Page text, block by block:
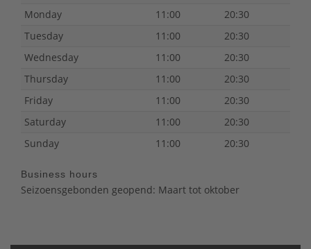
Monday
11:00
20:30
Tuesday
11:00
20:30
Wednesday
11:00
20:30
Thursday
11:00
20:30
Friday
11:00
20:30
Saturday
11:00
20:30
Sunday
11:00 20:30
Business hours
Seizoensgebonden geopend: Maart tot oktober